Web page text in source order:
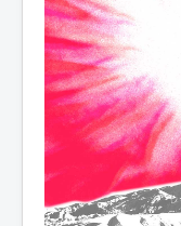
collaborations
Dates / Tour
Contact
BUNKER PHASE
H-ARCELOR
LAST RESORT